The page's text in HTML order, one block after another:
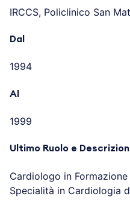
IRCCS, Policlinico San
Dal
1994
Al
1999
Ultimo Ruolo e
Cardiologo in
Specialità in Cardiologia